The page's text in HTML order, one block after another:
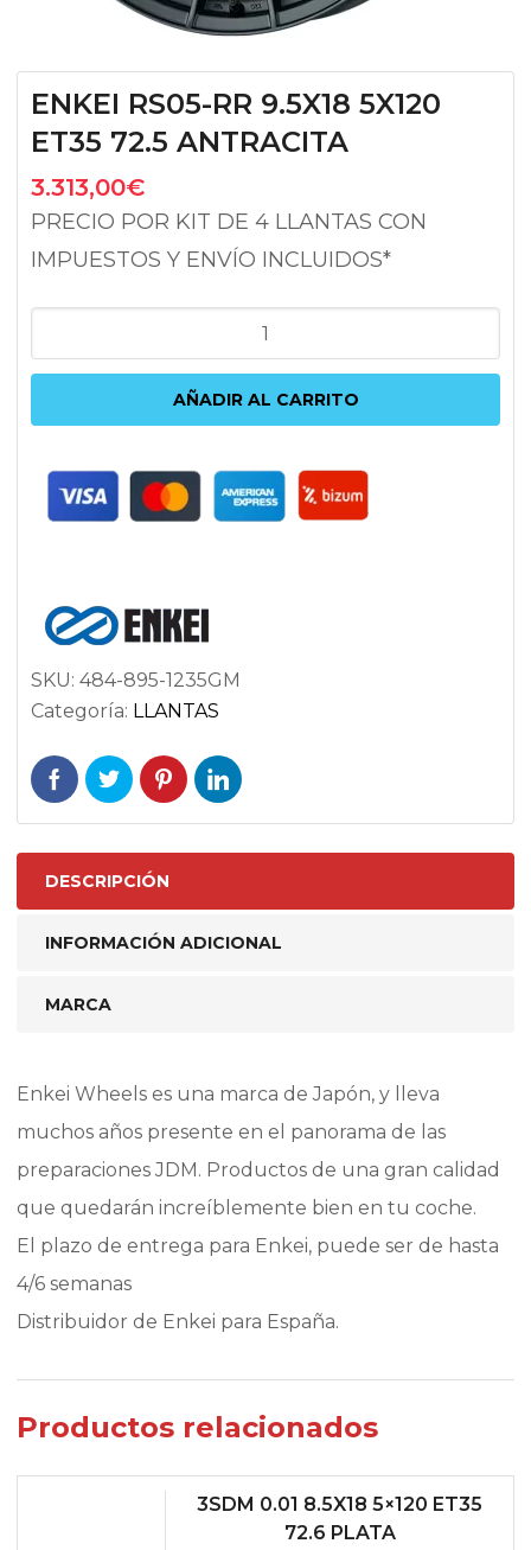
ENKEI RS05-RR 9.5X18 5X120
ET35 72.5 ANTRACITA
3.313,00€
PRECIO POR KIT DE 4 LLANTAS CON
IMPUESTOS Y ENVÍO INCLUIDOS*
RS05-
9.5X18
ET35
72.5
AÑADIR AL CARRITO
SKU: 484-895-1235GM
Categoría: LLANTAS
DESCRIPCIÓN
INFORMACIÓN ADICIONAL
MARCA
Enkei Wheels es una marca de Japón, y lleva
muchos años presente en el panorama de las
preparaciones JDM. Productos de una gran calidad
que quedarán increíblemente bien en tu coche.
El plazo de entrega para Enkei, puede ser de hasta
4/6 semanas
Distribuidor de Enkei para España.
Productos relacionados
3SDM 0.01 8.5X18 5×120 ET35
72.6 PLATA